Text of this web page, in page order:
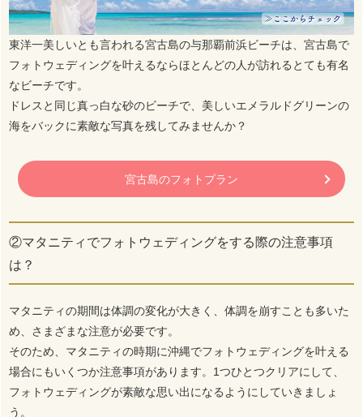
東洋一美しいとも言われる宮古島の与那覇前浜ビーチは、宮古島で
フォトウェディングを叶えるならほとんどの人が訪れるとても有名
なビーチです。
ドレスと同じ真っ白な砂のビーチで、美しいエメラルドグリーンの
海をバックに素敵な写真を残してみませんか？
宮古島のフォトプラン
②マタニティでフォトウェディングをする際の注意事項
は？
マタニティの期間は体調の変化が大きく、体調を崩すことも多いた
め、さまざまな注意が必要です。
そのため、マタニティの時期に沖縄でフォトウェディングを叶える
場合にもいくつか注意事項があります。1つひとつクリアにして、
フォトウェディングが素敵な思い出になるようにしていきましょ
う。